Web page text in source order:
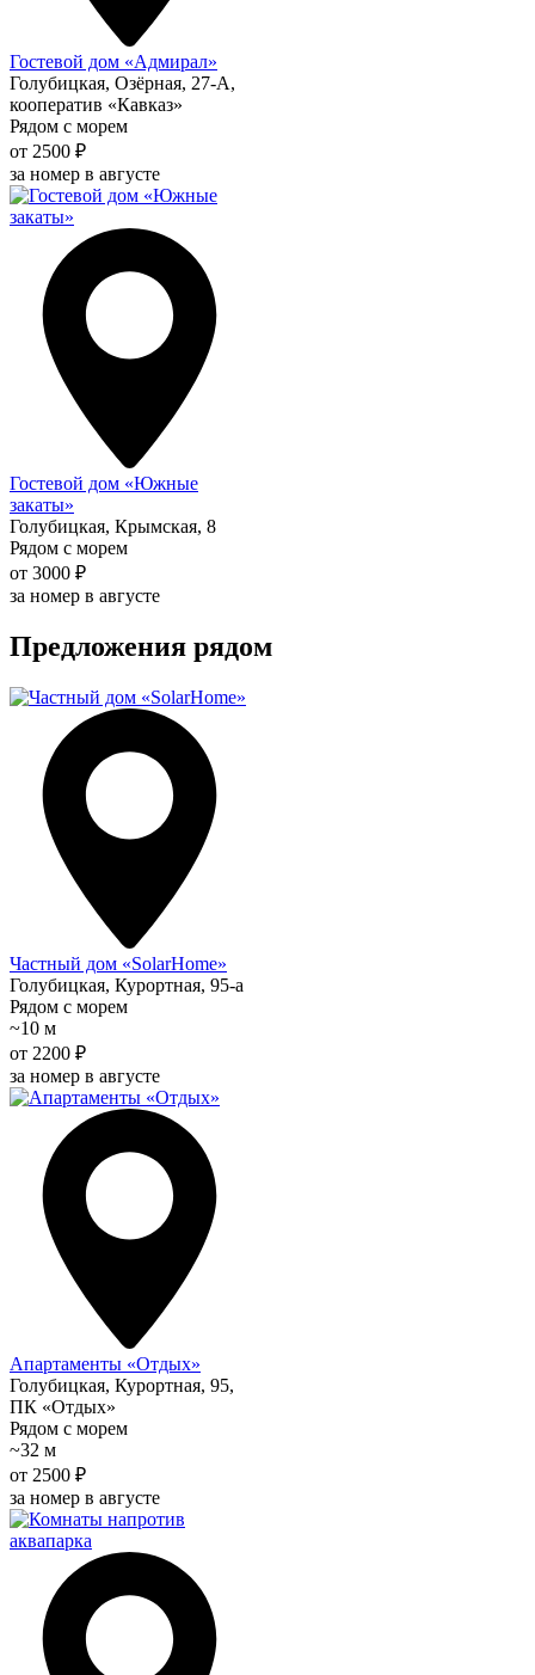
Гостевой дом «Адмирал»
Голубицкая, Озёрная, 27-А,
кооператив «Кавказ»
Рядом с морем
от 2500 ₽
за номер в августе
Гостевой дом «Южные
закаты»
Голубицкая, Крымская, 8
Рядом с морем
от 3000 ₽
за номер в августе
Предложения рядом
Частный дом «SolarHome»
Голубицкая, Курортная, 95-а
Рядом с морем
~10 м
от 2200 ₽
за номер в августе
Апартаменты «Отдых»
Голубицкая, Курортная, 95,
ПК «Отдых»
Рядом с морем
~32 м
от 2500 ₽
за номер в августе